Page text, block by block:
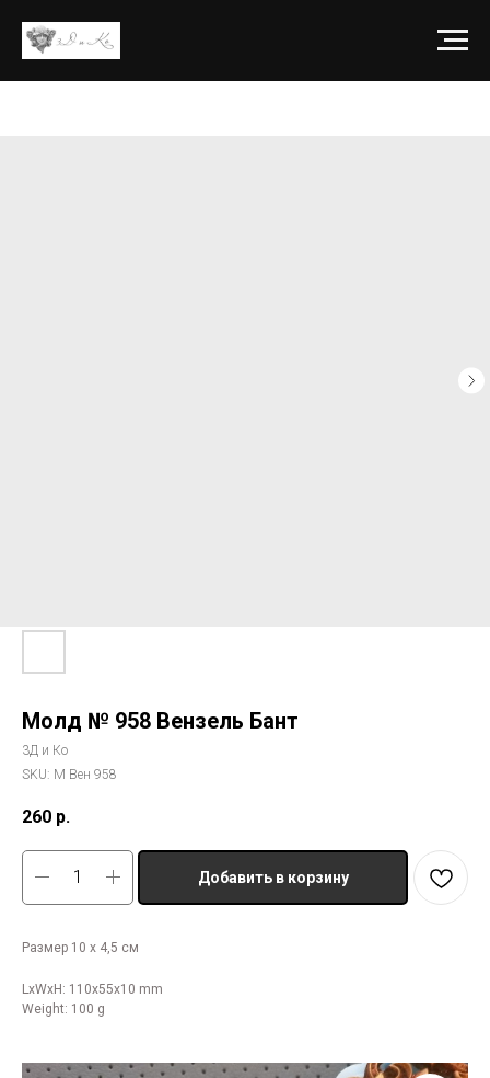
Молд № 958 Вензель Бант
3Д и Ко
SKU: М Вен 958
260 р.
Добавить в корзину
Размер 10 х 4,5 см
LxWxH: 110x55x10 mm
Weight: 100 g